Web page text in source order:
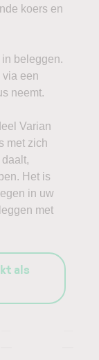
koers en
beleggen.
een
neemt.
Varian
met zich
Het is
in uw
met
als